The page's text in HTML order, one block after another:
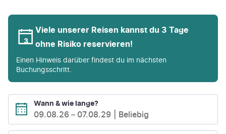
Viele unserer Reisen kannst du 3 Tage
ohne Risiko reservieren!
Einen Hinweis darüber findest du im nächsten
Buchungsschritt.
Wann & wie lange?
09.08.26 – 07.08.29 Beliebig